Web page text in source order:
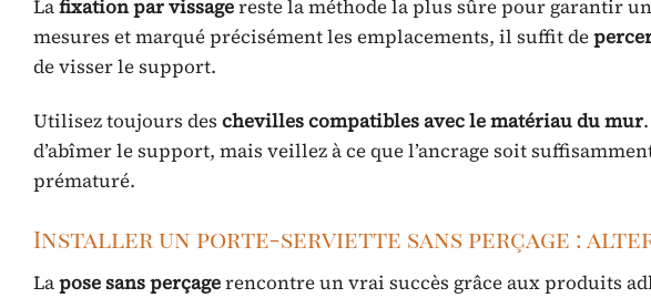
Lafixation par vissagereste la méthode la plus sûre pour garantir
mesures et marqué précisément les emplacements, il suffit de
de visser le support.
Utilisez toujours des chevilles compatibles avec le matériau du mur
d’abîmer le support, mais veillez à ce que l’ancrage soit
prématuré.
Installer un porte-serviette sans perçage :
Lapose sans perçagerencontre un vrai succès grâce aux produits